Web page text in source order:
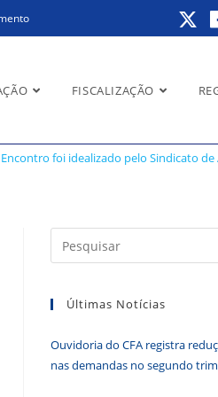
FISCALIZAÇÃO
do
Encontro foi idealizado pelo Sindicato
Últimas Notícias
Ouvidoria do CFA registra
nas demandas no segundo